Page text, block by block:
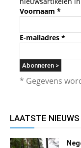
Voornaam *
E-mailadres *
* Gegevens
LAATSTE NIEUWS